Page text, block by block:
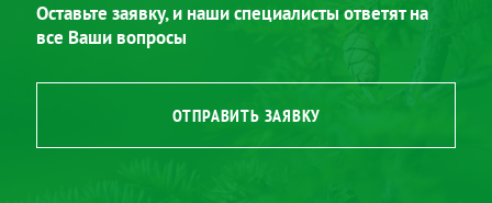
Оставьте заявку, и наши специалисты ответят на
все Ваши вопросы
ОТПРАВИТЬ ЗАЯВКУ